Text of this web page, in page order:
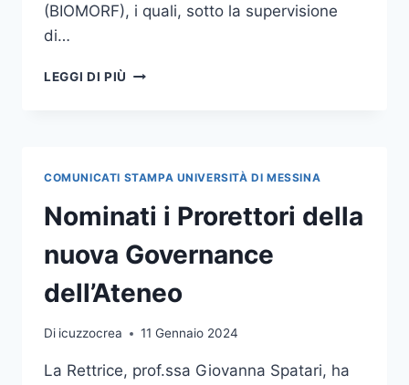
(BIOMORF), i quali, sotto la supervisione
di…
LEGGI DI PIÙ BIOMORF
REALIZZATI
DAGLI
STUDENTI
COMUNICATI STAMPA UNIVERSITÀ DI MESSINA
Nominati i Prorettori della
nuova Governance
dell’Ateneo
Di icuzzocrea 11 Gennaio 2024
La Rettrice, prof.ssa Giovanna Spatari, ha